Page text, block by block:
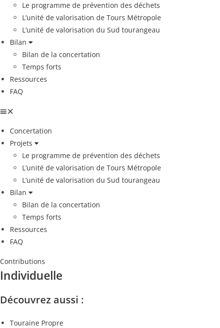
Le programme de prévention des déchets
L’unité de valorisation de Tours Métropole
L’unité de valorisation du Sud tourangeau
Bilan
Bilan de la concertation
Temps forts
Ressources
FAQ
Concertation
Projets
Le programme de prévention des déchets
L’unité de valorisation de Tours Métropole
L’unité de valorisation du Sud tourangeau
Bilan
Bilan de la concertation
Temps forts
Ressources
FAQ
Contributions
Individuelle
Découvrez aussi :
Touraine Propre